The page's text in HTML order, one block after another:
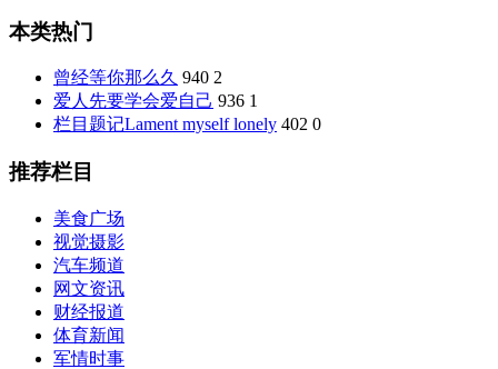
本类热门
曾经等你那么久 940 2
爱人先要学会爱自己 936 1
栏目题记Lament myself lonely 402 0
推荐栏目
美食广场
视觉摄影
汽车频道
网文资讯
财经报道
体育新闻
军情时事